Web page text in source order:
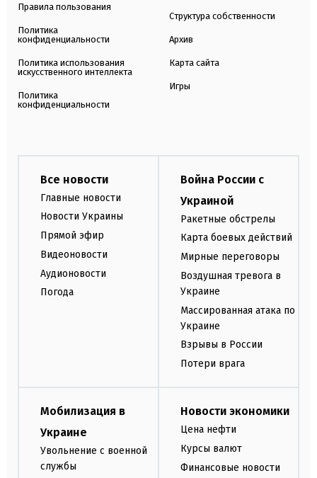
Правила пользования
Политика
конфиденциальности
Политика использования
искусственного интеллекта
Политика
конфиденциальности
Структура собственности
Архив
Карта сайта
Игры
Все новости
Главные новости
Новости Украины
Прямой эфир
Видеоновости
Аудионовости
Погода
Война России с
Украиной
Ракетные обстрелы
Карта боевых действий
Мирные переговоры
Воздушная тревога в
Украине
Массированная атака по
Украине
Взрывы в России
Потери врага
Мобилизация в
Украине
Увольнение с военной
службы
Новости экономики
Цена нефти
Курсы валют
Финансовые новости